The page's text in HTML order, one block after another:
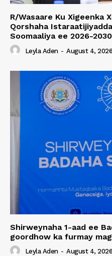
R/Wasaare Ku Xigeenka
Qorshaha
Soomaaliya ee 2026-2030
Leyla Aden - August 4, 2026
Shirweynaha 1-aad ee
goordhow ka furmay
Leyla Aden - August 4, 2026